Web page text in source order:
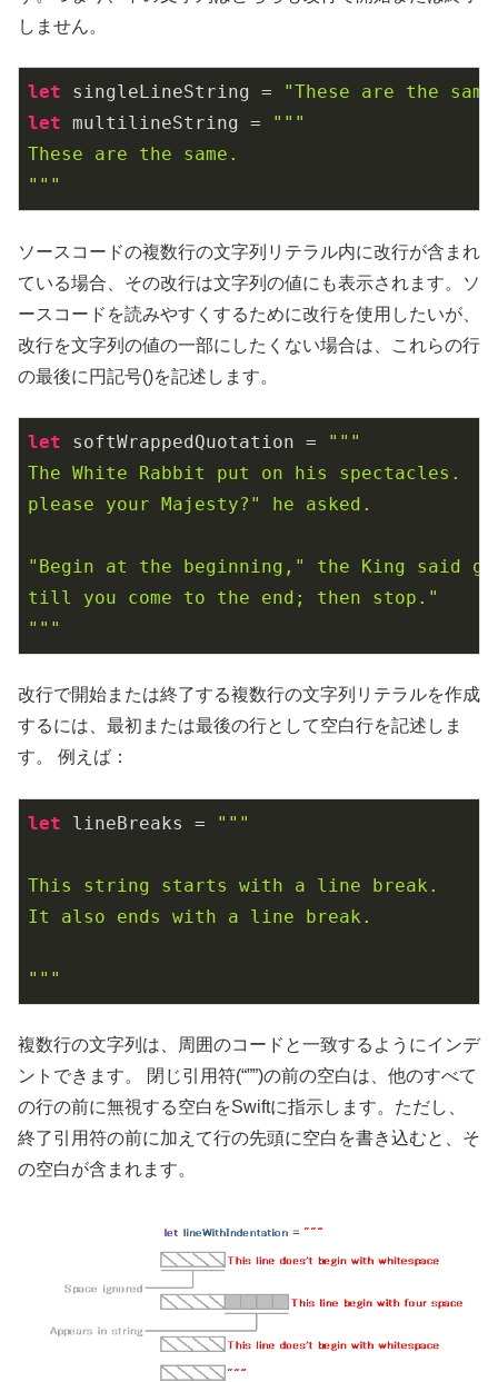
しません。
let singleLineString =
"These are the
let multilineString =
"""
These are the same.
"""
ソースコードの複数行の文字列リテラル内に改行が含まれ
ている場合、その改行は文字列の値にも表示されます。ソ
ースコードを読みやすくするために改行を使用したいが、
改行を文字列の値の一部にしたくない場合は、これらの行
の最後に円記号()を記述します。
let softWrappedQuotation =
"""
The White Rabbit put on his spectacles.
please your Majesty?" he asked.
"Begin at the beginning," the King said
till you come to the end; then stop."
"""
改行で開始または終了する複数行の文字列リテラルを作成
するには、最初または最後の行として空白行を記述しま
す。 例えば：
let lineBreaks = """
This string starts with a line break.
It also ends with a line break.
"""
複数行の文字列は、周囲のコードと一致するようにインデ
ントできます。 閉じ引用符(“””)の前の空白は、他のすべて
の行の前に無視する空白をSwiftに指示します。ただし、
終了引用符の前に加えて行の先頭に空白を書き込むと、そ
の空白が含まれます。